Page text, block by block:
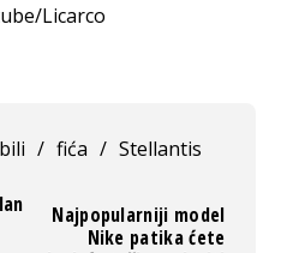
Licarco
/ fića / Stellantis
Najpopularniji model
Nike patika ćete